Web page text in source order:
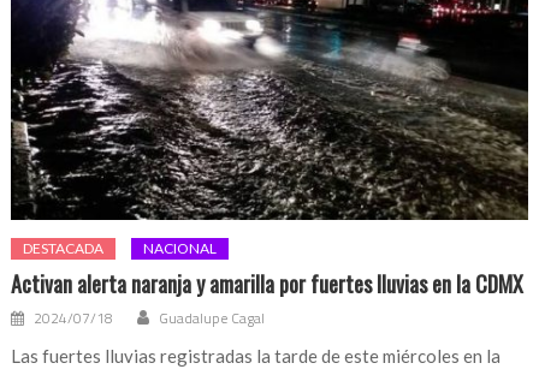
DESTACADA NACIONAL
Activan alerta naranja y amarilla por fuertes lluvias en la CDMX
2024/07/18 Guadalupe Cagal
Las fuertes lluvias registradas la tarde de este miércoles en la